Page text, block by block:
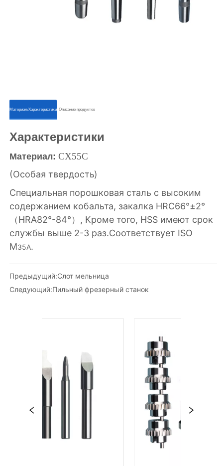
ㅤㅤМатериал/Характеристикиㅤㅤ ㅤㅤОписание продуктовㅤㅤ
Предыдущий:Слот мельница
Следующий:Пильный фрезерный станок